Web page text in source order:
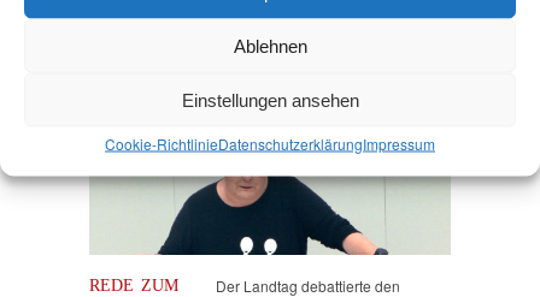
Ablehnen
Einstellungen ansehen
Cookie-RichtlinieDatenschutz­erklärungImpressum
Durchsuchen:Startseite/Onlinezugangsgesetz
REDE ZUM
Kommunales
Der Landtag debattierte den